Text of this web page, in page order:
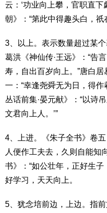
云：‘功业向上攀，官职直下
朝》：“第此中得趣头白，
3、以上。表示数量超过某
葛洪《神仙传·王远》：“告
寿，自出百岁向上。”唐白
一：“幸逢尧舜无为日，得
丛话前集·晏元献》：“以诗
文君向上人。’”
4、上进。《朱子全书》卷
人便作工夫去，久则自能知
书》：“如公壮年，正好生
好学习，天天向上。
5、犹念培前边，上边。指